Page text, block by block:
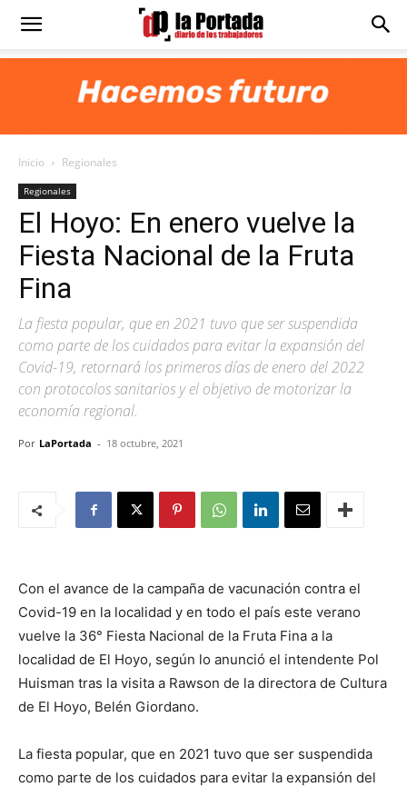
Diario
Portada
Inicio Regionales
Regionales
El Hoyo: En enero vuelve la
Fiesta Nacional de la Fruta
Fina
La fiesta popular, que en 2021 tuvo que ser suspendida
como parte de los cuidados para evitar la expansión del
Covid-19, retornará los primeros días de enero del 2022
con protocolos sanitarios y el objetivo de motorizar la
economía regional.
Por LaPortada - 18 octubre, 2021
Con el avance de la campaña de vacunación contra el
Covid-19 en la localidad y en todo el país este verano
vuelve la 36° Fiesta Nacional de la Fruta Fina a la
localidad de El Hoyo, según lo anunció el intendente Pol
Huisman tras la visita a Rawson de la directora de Cultura
de El Hoyo, Belén Giordano.
La fiesta popular, que en 2021 tuvo que ser suspendida
como parte de los cuidados para evitar la expansión del